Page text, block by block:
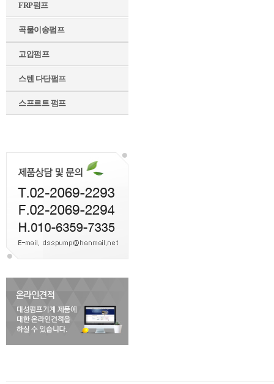
FRP펌프
곡물이송펌프
고압펌프
스텐 다단펌프
스프르트 펌프